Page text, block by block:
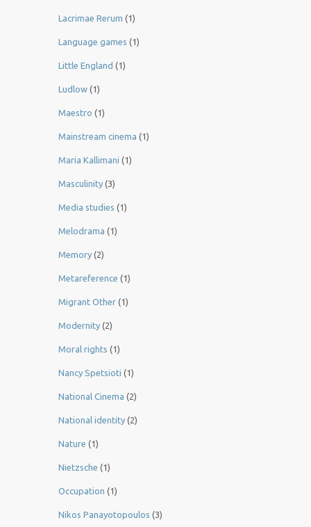
Lacrimae Rerum (1)
Language games (1)
Little England (1)
Ludlow (1)
Maestro (1)
Mainstream cinema (1)
Maria Kallimani (1)
Masculinity (3)
Media studies (1)
Melodrama (1)
Memory (2)
Metareference (1)
Migrant Other (1)
Modernity (2)
Moral rights (1)
Nancy Spetsioti (1)
National Cinema (2)
National identity (2)
Nature (1)
Nietzsche (1)
Occupation (1)
Nikos Panayotopoulos (3)